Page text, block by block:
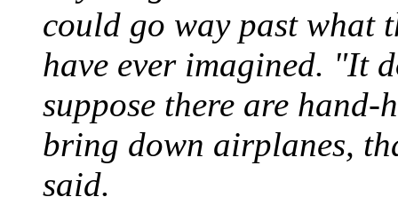
could go way past what
have ever imagined. "It
suppose there are
bring down airplanes,
said.